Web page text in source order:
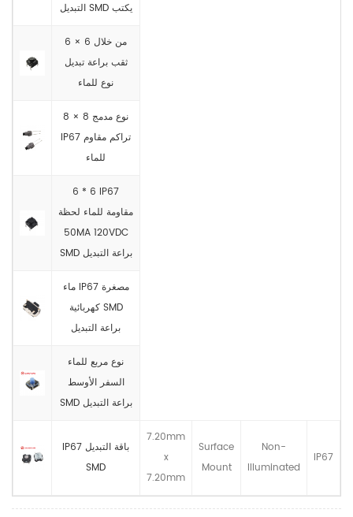
التبديل SMD يكتب
6 × 6 من خلال
ثقب براعة تبديل
نوع للماء
8 × 8 نوع مدمج
IP67 تراكم مقاوم
للماء
6 * 6 IP67
مقاومة للماء لحظة
50MA 120VDC
SMD براعة التبديل
ماء IP67 مصغرة
كهربائية SMD
براعة التبديل
نوع مربع للماء
السفر الأوسط
SMD براعة التبديل
IP67 باقة التبديل
SMD
7.20mm
x
7.20mm
Surface
Mount
Non-
llluminated
IP67